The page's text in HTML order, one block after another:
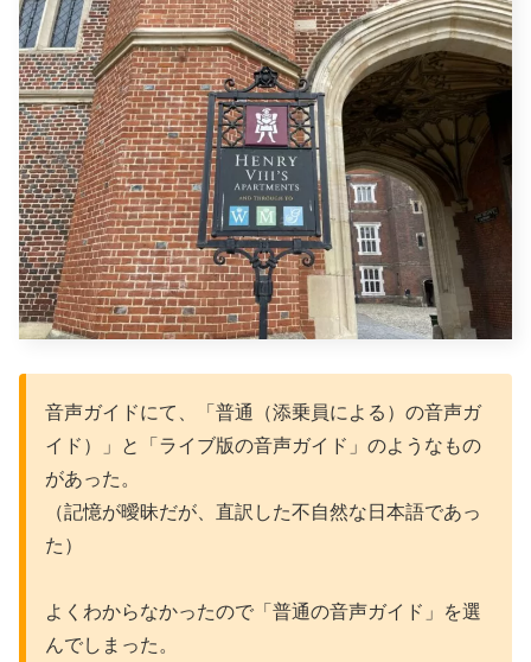
音声ガイドにて、「普通（添乗員による）の音声ガ
イド）」と「ライブ版の音声ガイド」のようなもの
があった。
（記憶が曖昧だが、直訳した不自然な日本語であっ
た）
よくわからなかったので「普通の音声ガイド」を選
んでしまった。